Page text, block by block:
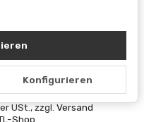
•Impressum
USt., zzgl. Versand
Shop
Konfigurieren